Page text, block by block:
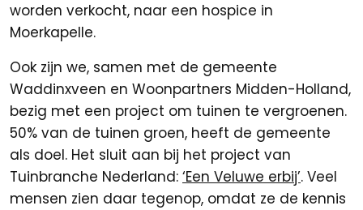
worden verkocht, naar een hospice in
Moerkapelle.
Ook zijn we, samen met de gemeente
Waddinxveen en Woonpartners Midden-Holland,
bezig met een project om tuinen te vergroenen.
50% van de tuinen groen, heeft de gemeente
als doel. Het sluit aan bij het project van
Tuinbranche Nederland: ‘Een Veluwe erbij’. Veel
mensen zien daar tegenop, omdat ze de kennis